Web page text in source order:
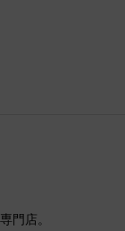
門店。